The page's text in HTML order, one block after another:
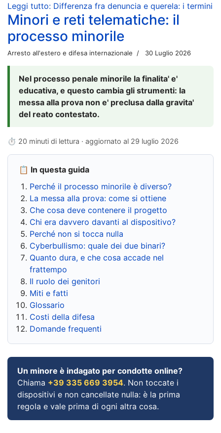
Leggi tutto: Differenza fra denuncia e querela: i termini
Minori e reti telematiche: il
processo minorile
Arresto all'estero e difesa internazionale 30 Luglio 2026
Nel processo penale minorile la finalita' e'
educativa, e questo cambia gli strumenti: la
messa alla prova non e' preclusa dalla gravita'
del reato contestato.
⏱ 20 minuti di lettura · aggiornato al 29 luglio 2026
📋 In questa guida
Perché il processo minorile è diverso?
La messa alla prova: come si ottiene
Che cosa deve contenere il progetto
Chi era davvero davanti al dispositivo?
Perché non si tocca nulla
Cyberbullismo: quale dei due binari?
Quanto dura, e che cosa accade nel
frattempo
Il ruolo dei genitori
Miti e fatti
Glossario
Costi della difesa
Domande frequenti
Un minore è indagato per condotte online?
Chiama +39 335 669 3954. Non toccate i
dispositivi e non cancellate nulla: è la prima
regola e vale prima di ogni altra cosa.